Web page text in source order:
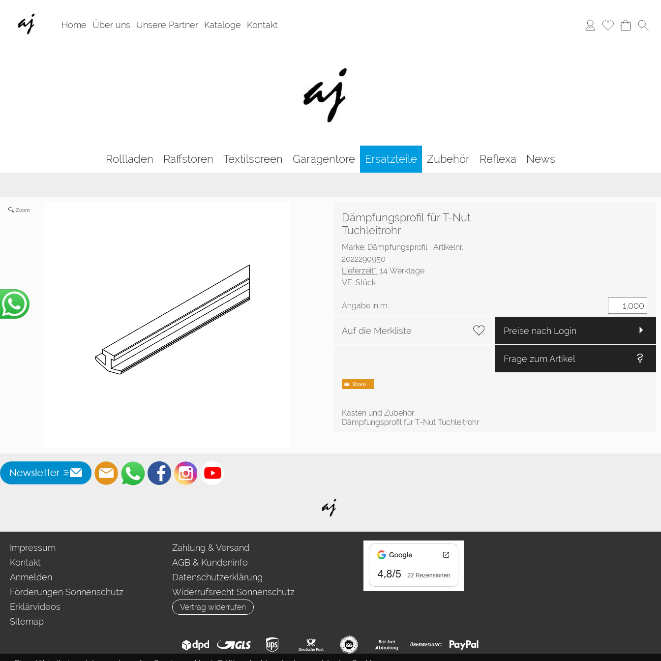
Home Über uns Unsere Partner Kataloge Kontakt
Rollladen Raffstoren Textilscreen Garagentore Ersatzteile Zubehör Reflexa News
Zoom
Dämpfungsprofil für T-Nut
Tuchleitrohr
Marke: Dämpfungsprofil Artikelnr.:
2022290950
Lieferzeit*: 14 Werktage
VE: Stück
Angabe in m:
Auf die Merkliste Preise nach Login
Frage zum Artikel
Kasten und Zubehör
Dämpfungsprofil für T-Nut Tuchleitrohr
Impressum
Kontakt
Anmelden
Förderungen Sonnenschutz
Erklärvideos
Sitemap
Zahlung & Versand
AGB & Kundeninfo
Datenschutzerklärung
Widerrufsrecht Sonnenschutz
Vertrag widerrufen